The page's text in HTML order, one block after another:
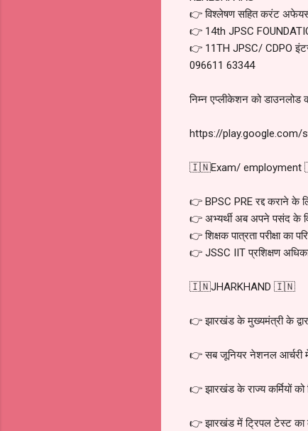
👉 विश्लेषण सहित करंट
👉 14th JPSC
👉 11TH JPSC/ CDPO
096611 63344
निम्न एप्लीकेशन को डाउनलोड
https://play.google.com/
🇮🇳Exam/
👉 BPSC PRE रद्द कराने के
👉 अभ्यर्थी अब अपने पसंद के
👉 शिक्षक पात्रता परीक्षा का
👉 JSSC IIT प्रशिक्षण
🇮🇳JHARKHAND 🇮🇳
👉 झारखंड के मुख्यमंत्री के
👉 सब जूनियर नेशनल आर्चरी
👉 झारखंड के राज्य कर्मियों को
👉 झारखंड में ट्रिपल टेस्ट का